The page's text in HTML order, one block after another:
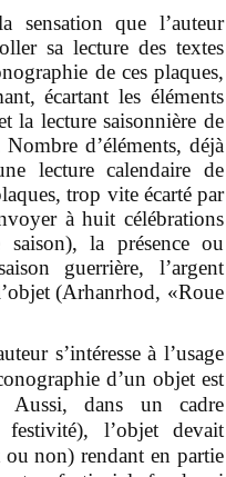
que l’auteur
sa lecture des textes
de ces plaques,
écartant les éléments
la lecture saisonnière de
d’éléments, déjà
lecture calendaire de
trop vite écarté par
à huit célébrations
la présence ou
guerrière, l’argent
(Arhanrhod, «Roue
s’intéresse à l’usage
d’un objet est
dans un cadre
festivité), l’objet devait
non) rendant en partie